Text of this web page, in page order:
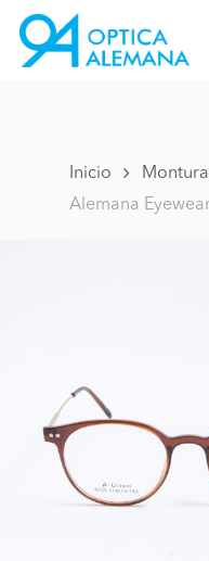
Skip
main
Inicio
Alemana